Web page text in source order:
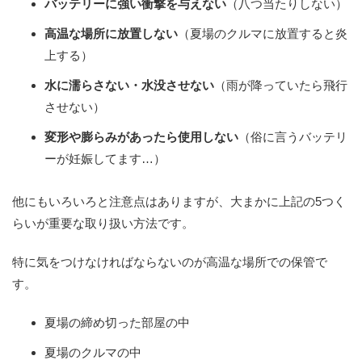
バッテリーに強い衝撃を与えない （八つ当たりしない）
高温な場所に放置しない （夏場のクルマに放置すると炎
上する）
水に濡らさない・水没させない （雨が降っていたら飛行
させない）
変形や膨らみがあったら使用しない （俗に言うバッテリ
ーが妊娠してます…）
他にもいろいろと注意点はありますが、大まかに上記の5つく
らいが重要な取り扱い方法です。
特に気をつけなければならないのが高温な場所での保管で
す。
夏場の締め切った部屋の中
夏場のクルマの中